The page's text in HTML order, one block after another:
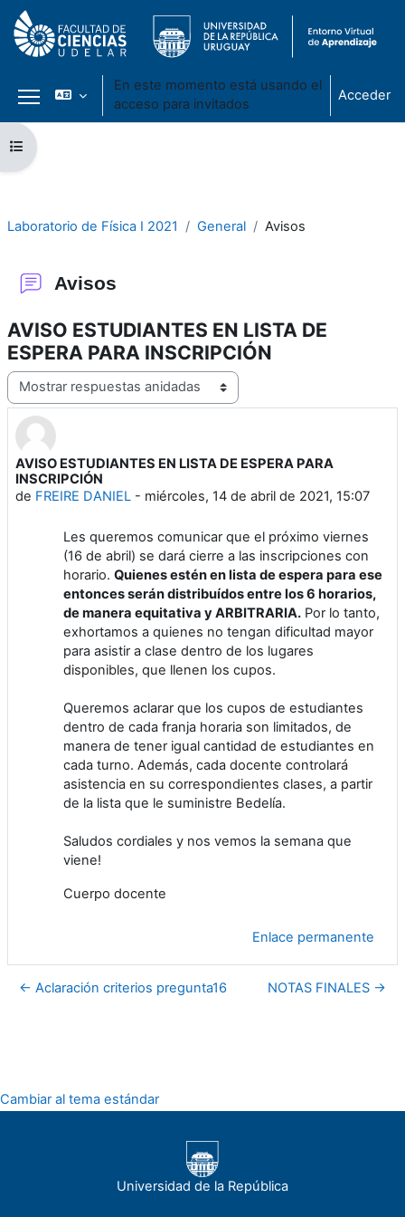
Salta al contenido principal
Panel lateral
En este momento está usando el
acceso para invitados
Acceder
Abrir índice del curso
Laboratorio de Física I 2021 General Avisos
Avisos
AVISO ESTUDIANTES EN LISTA DE
ESPERA PARA INSCRIPCIÓN
Mostrar modo
AVISO ESTUDIANTES EN LISTA DE ESPERA PARA
INSCRIPCIÓN
de FREIRE DANIEL - miércoles, 14 de abril de 2021, 15:07
Número de respuestas: 0
Les queremos comunicar que el próximo viernes
(16 de abril) se dará cierre a las inscripciones con
horario. Quienes estén en lista de espera para ese
entonces serán distribuídos entre los 6 horarios,
de manera equitativa y ARBITRARIA. Por lo tanto,
exhortamos a quienes no tengan dificultad mayor
para asistir a clase dentro de los lugares
disponibles, que llenen los cupos.
Queremos aclarar que los cupos de estudiantes
dentro de cada franja horaria son limitados, de
manera de tener igual cantidad de estudiantes en
cada turno. Además, cada docente controlará
asistencia en su correspondientes clases, a partir
de la lista que le suministre Bedelía.
Saludos cordiales y nos vemos la semana que
viene!
Cuerpo docente
Enlace permanente
← Aclaración criterios pregunta16 NOTAS FINALES →
Cambiar al tema estándar
Universidad de la República